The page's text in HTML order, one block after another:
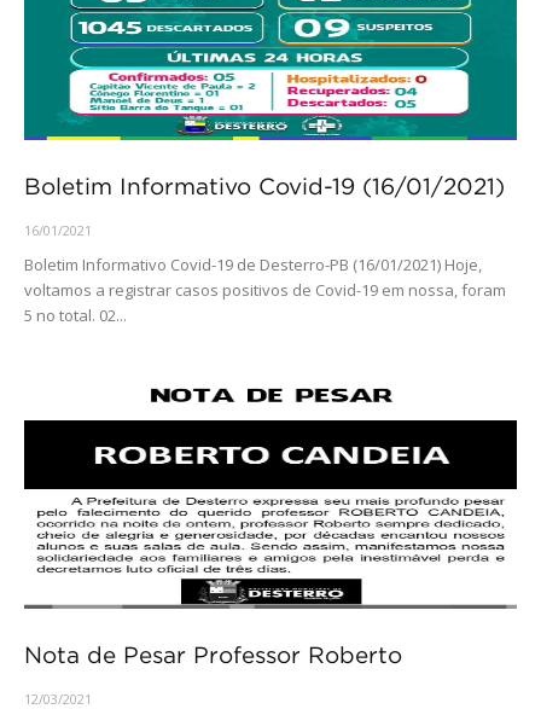
Boletim Informativo Covid-19 (16/01/2021)
16/01/2021
Boletim Informativo Covid-19 de Desterro-PB (16/01/2021) Hoje,
voltamos a registrar casos positivos de Covid-19 em nossa, foram
5 no total. 02...
Nota de Pesar Professor Roberto
12/03/2021